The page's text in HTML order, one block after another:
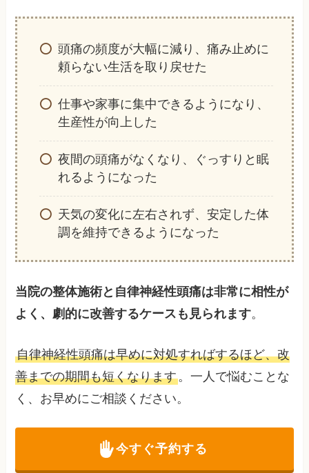
頭痛の頻度が大幅に減り、痛み止めに
頼らない生活を取り戻せた
仕事や家事に集中できるようになり、
生産性が向上した
夜間の頭痛がなくなり、ぐっすりと眠
れるようになった
天気の変化に左右されず、安定した体
調を維持できるようになった
当院の整体施術と自律神経性頭痛は非常に相性が
よく、劇的に改善するケースも見られます。
自律神経性頭痛は早めに対処すればするほど、改
善までの期間も短くなります。一人で悩むことな
く、お早めにご相談ください。
今すぐ予約する